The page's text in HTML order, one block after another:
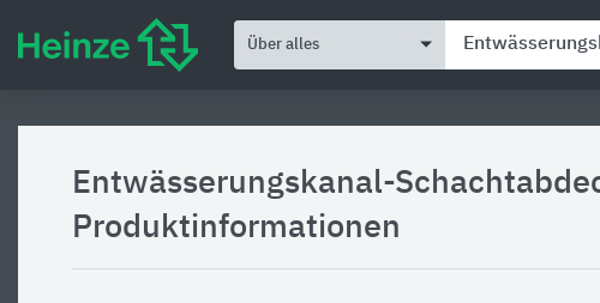
Über alles
Entwässerungskanal-
Produktinformationen